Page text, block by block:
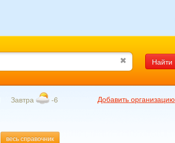
Найти
Завтра -6
Добавить организацию
весь справочник